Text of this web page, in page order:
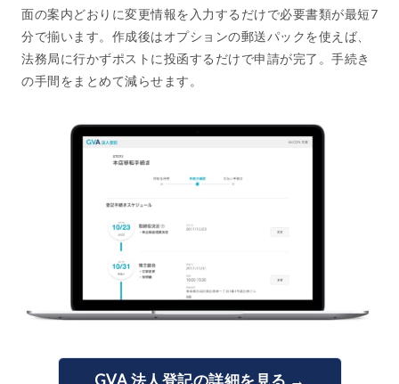
面の案内どおりに変更情報を入力するだけで必要書類が最短7
分で揃います。作成後はオプションの郵送パックを使えば、
法務局に行かずポストに投函するだけで申請が完了。手続き
の手間をまとめて減らせます。
GVA 法人登記の詳細を見る →